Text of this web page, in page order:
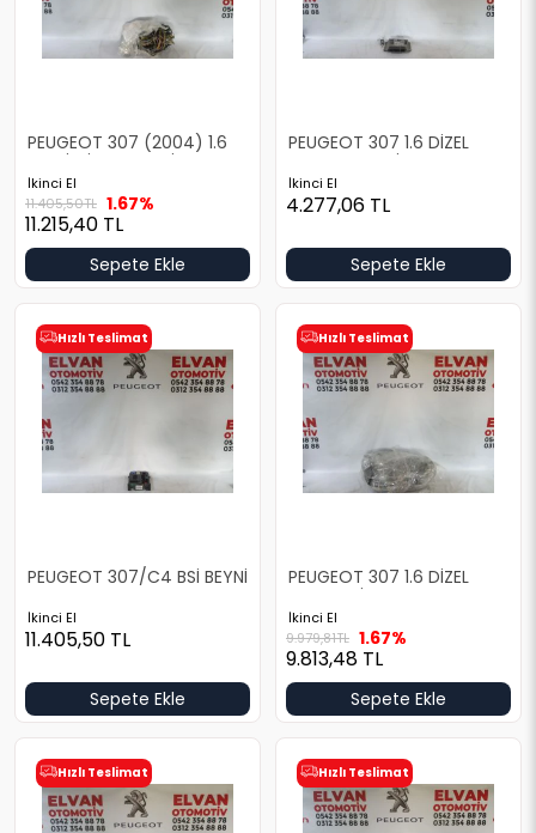
PEUGEOT 307 (2004) 1.6
BENZİNLİ OTOMATİK ANA
TESİSAT
İkinci El
11.405,50TL 1.67%
11.215,40 TL
Sepete Ekle
PEUGEOT 307 1.6 DİZEL
MOTOR BEYNİ
İkinci El
4.277,06 TL
Sepete Ekle
Hızlı Teslimat
PEUGEOT 307/C4 BSİ BEYNİ
İkinci El
11.405,50 TL
Sepete Ekle
Hızlı Teslimat
PEUGEOT 307 1.6 DİZEL
ŞASE TESİSATI
İkinci El
9.979,81TL 1.67%
9.813,48 TL
Sepete Ekle
Hızlı Teslimat Hızlı Teslimat